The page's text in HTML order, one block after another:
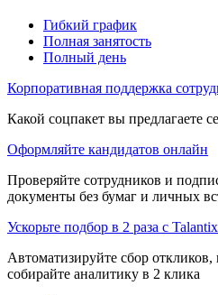
Гибкий график
Полная занятость
Полный день
Корпоративная поддержка
Какой соцпакет вы предлагаете
Оформляйте кандидатов онлайн
Проверяйте сотрудников и
документы без бумаг и личных
Ускорьте подбор в 2 раза с Talantix
Автоматизируйте сбор откликов,
собирайте аналитику в 2 клика